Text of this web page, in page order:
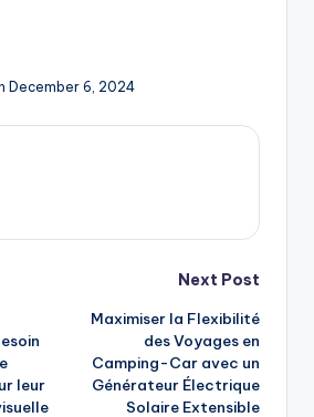
December 6, 2024
leur
Next Post
Maximiser la Flexibilité
des Voyages en
Camping-Car avec un
Générateur Électrique
Solaire Extensible